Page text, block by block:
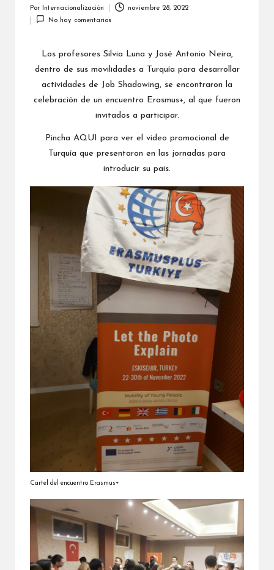
por
Por Internacionalización
noviembre 28, 2022
No hay comentarios
Los profesores Silvia Luna y José Antonio Neira,
dentro de sus movilidades a Turquía para desarrollar
actividades de Job Shadowing, se encontraron la
celebración de un encuentro Erasmus+, al que fueron
invitados a participar.
Pincha AQUI
para ver el video promocional de
Turquía que presentaron en las jornadas para
introducir su pais.
Cartel del encuentro Erasmus+